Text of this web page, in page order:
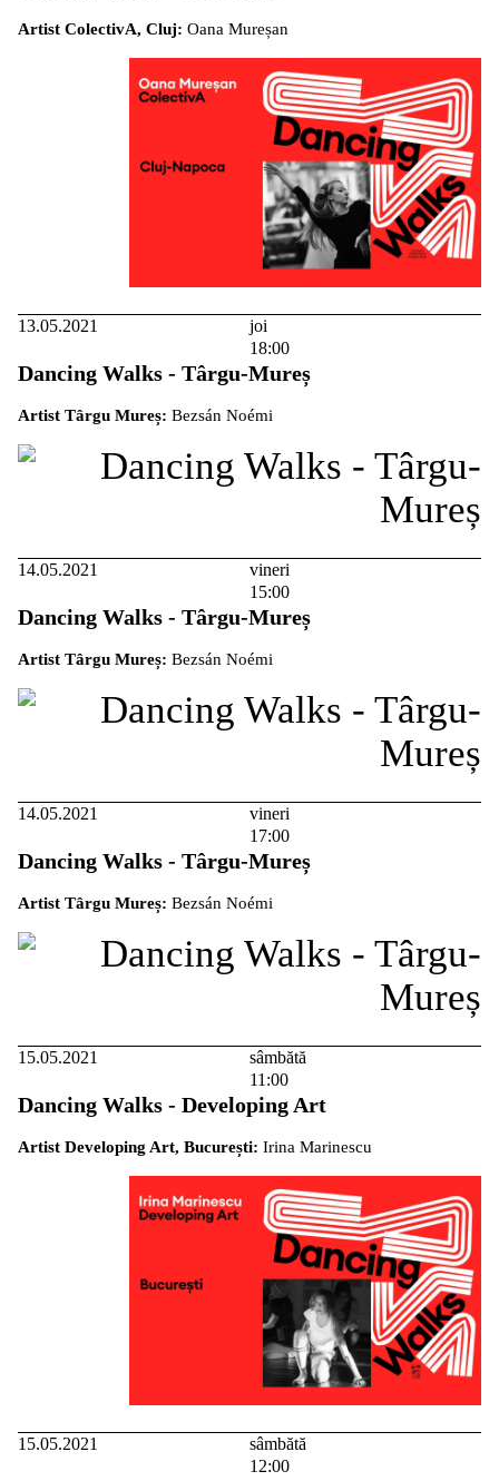
Artist ColectivA, Cluj: Oana Mureșan
13.05.2021
joi
18:00
Dancing Walks - Târgu-Mureș
Artist Târgu Mureș: Bezsán Noémi
14.05.2021
vineri
15:00
Dancing Walks - Târgu-Mureș
Artist Târgu Mureș: Bezsán Noémi
14.05.2021
vineri
17:00
Dancing Walks - Târgu-Mureș
Artist Târgu Mureș: Bezsán Noémi
15.05.2021
sâmbătă
11:00
Dancing Walks - Developing Art
Artist Developing Art, București: Irina Marinescu
15.05.2021
sâmbătă
12:00